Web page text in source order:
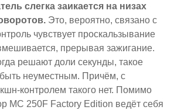
слегка заикается на низах
Это, вероятно, связано с
чувствует проскальзывание
прерывая зажигание.
решают доли секунды, такое
неуместным. Причём, с
контролем такого нет. Помимо
MC 250F Factory Edition ведёт себя